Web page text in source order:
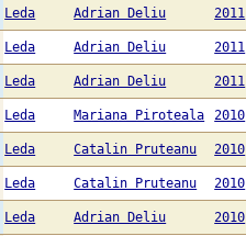
Leda Adrian Deliu
2011
Leda Adrian Deliu
2011
Leda Adrian Deliu
2011
Leda Mariana Piroteala
2010
Leda Catalin Pruteanu
2010
Leda Catalin Pruteanu
2010
Leda Adrian Deliu
2010